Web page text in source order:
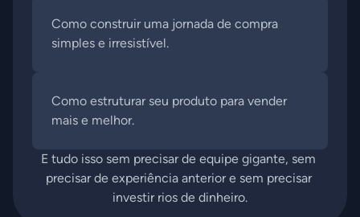
Como construir uma jornada de compra
simples e irresistível.
Como estruturar seu produto para vender
mais e melhor.
E tudo isso sem precisar de equipe gigante, sem
precisar de experiência anterior e sem precisar
investir rios de dinheiro.